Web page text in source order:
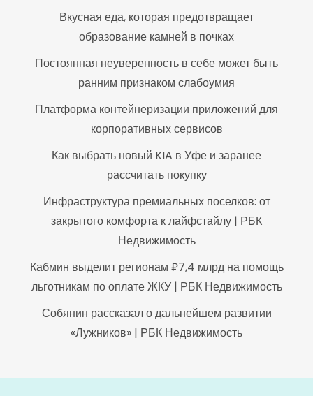
Вкусная еда, которая предотвращает
образование камней в почках
Постоянная неуверенность в себе может быть
ранним признаком слабоумия
Платформа контейнеризации приложений для
корпоративных сервисов
Как выбрать новый KIA в Уфе и заранее
рассчитать покупку
Инфраструктура премиальных поселков: от
закрытого комфорта к лайфстайлу | РБК
Недвижимость
Кабмин выделит регионам ₽7,4 млрд на помощь
льготникам по оплате ЖКУ | РБК Недвижимость
Собянин рассказал о дальнейшем развитии
«Лужников» | РБК Недвижимость